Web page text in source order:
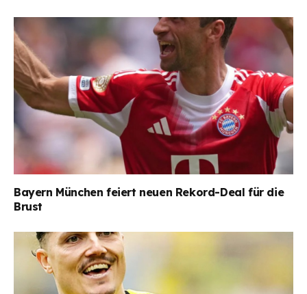
Bayern München feiert neuen Rekord-Deal für die
Brust